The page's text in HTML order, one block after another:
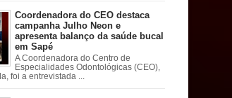
Coordenadora do CEO destaca
campanha Julho Neon e
apresenta balanço da saúde bucal
em Sapé
A Coordenadora do Centro de
Especialidades Odontológicas (CEO),
foi a entrevistada ...